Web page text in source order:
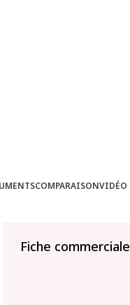
COMPARAISONVIDÉO
Fiche commerciale